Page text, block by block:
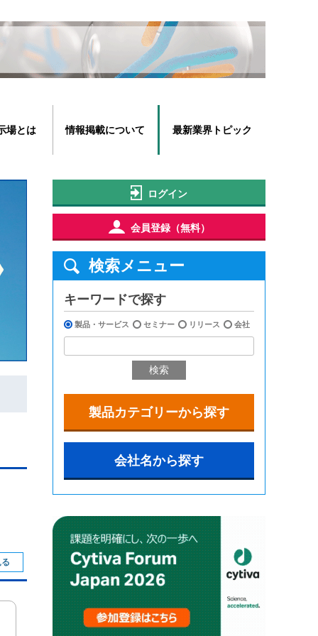
場とは 情報掲載について 最新業界トピック
ログイン
会員登録（無料）
検索メニュー
キーワードで探す
製品・サービス セミナー リリース 会社
検索
製品カテゴリーから探す
会社名から探す